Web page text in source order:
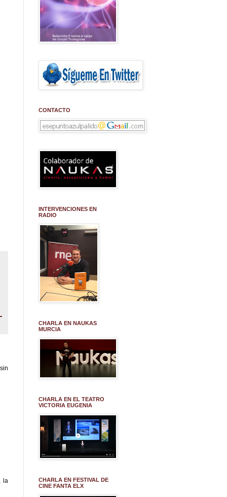
la
CONTACTO
INTERVENCIONES EN
RADIO
CHARLA EN NAUKAS
MURCIA
CHARLA EN EL TEATRO
VICTORIA EUGENIA
CHARLA EN FESTIVAL DE
CINE FANTA ELX